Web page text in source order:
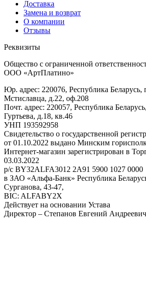
Доставка
Замена и возврат
О компании
Отзывы
Реквизиты
Общество с ограниченной
ООО «АртПлатино»
Юр. адрес: 220076, Республика Беларусь,
Мстиславца, д.22, оф.208
Почт. адрес: 220057, Республика
Гуртьева, д.18, кв.46
УНП 193592958
Свидетельство о государственной
от 01.10.2022 выдано Минским
Интернет-магазин зарегистрирован в
03.03.2022
р/с BY32ALFA3012 2A91 5900 1027 0000
в ЗАО «Альфа-Банк» Республика
Сурганова, 43-47,
BIC: ALFABY2X
Действует на основании Устава
Директор – Степанов Евгений Андреевич